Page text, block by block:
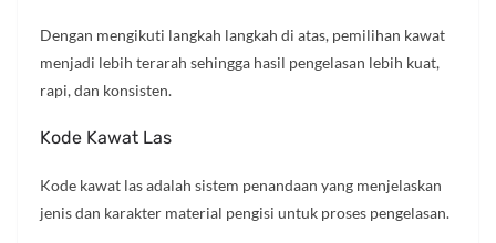
Dengan mengikuti langkah langkah di atas, pemilihan kawat
menjadi lebih terarah sehingga hasil pengelasan lebih kuat,
rapi, dan konsisten.
Kode Kawat Las
Kode kawat las adalah sistem penandaan yang menjelaskan
jenis dan karakter material pengisi untuk proses pengelasan.